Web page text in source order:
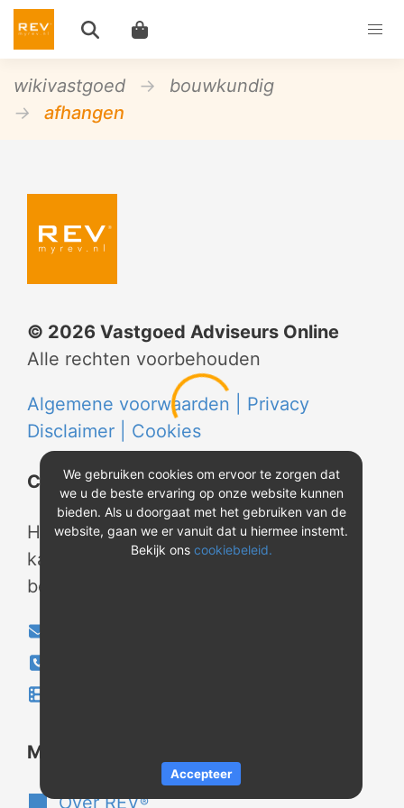
wikivastgoed
bouwkundig
afhangen
© 2026 Vastgoed Adviseurs Online
Alle rechten voorbehouden
Algemene voorwaarden | Privacy
Disclaimer | Cookies
Contact
Heeft u vragen? Neem tijdens
kantooruren contact met ons op of
bekijk onze instructievideo's.
Meer over REV
Over REV®
We gebruiken cookies om ervoor te zorgen dat
we u de beste ervaring op onze website kunnen
bieden. Als u doorgaat met het gebruiken van de
website, gaan we er vanuit dat u hiermee instemt.
Bekijk ons cookiebeleid.
Accepteer